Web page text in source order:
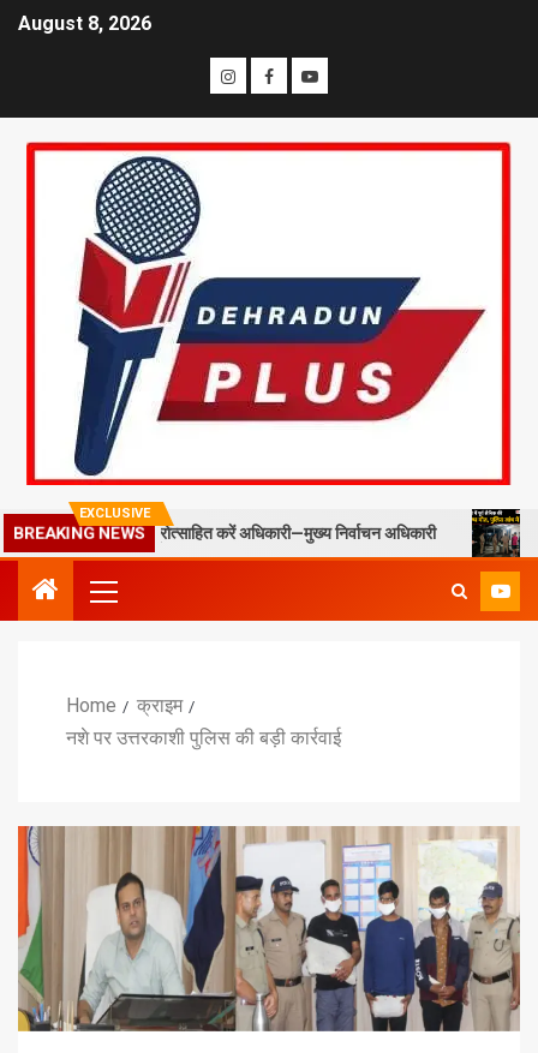
August 8, 2026
EXCLUSIVE
BREAKING NEWS
स्टाफ को प्रोत्साहित करें अधिकारी—मुख्य निर्वाचन अधिकारी मसूरी में
Home
क्राइम
नशे पर उत्तरकाशी पुलिस की बड़ी कार्रवाई